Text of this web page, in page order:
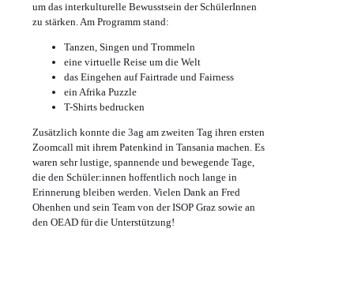
um das interkulturelle Bewusstsein der SchülerInnen
zu stärken. Am Programm stand:
Tanzen, Singen und Trommeln
eine virtuelle Reise um die Welt
das Eingehen auf Fairtrade und Fairness
ein Afrika Puzzle
T-Shirts bedrucken
Zusätzlich konnte die 3ag am zweiten Tag ihren ersten
Zoomcall mit ihrem Patenkind in Tansania machen. Es
waren sehr lustige, spannende und bewegende Tage,
die den Schüler:innen hoffentlich noch lange in
Erinnerung bleiben werden. Vielen Dank an Fred
Ohenhen und sein Team von der ISOP Graz sowie an
den OEAD für die Unterstützung!